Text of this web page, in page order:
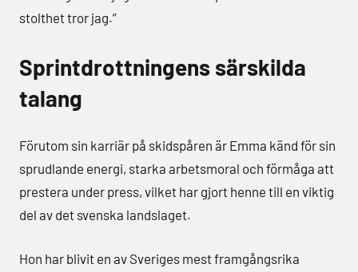
stolthet tror jag.”
Sprintdrottningens särskilda
talang
Förutom sin karriär på skidspåren är Emma känd för sin
sprudlande energi, starka arbetsmoral och förmåga att
prestera under press, vilket har gjort henne till en viktig
del av det svenska landslaget.
Hon har blivit en av Sveriges mest framgångsrika